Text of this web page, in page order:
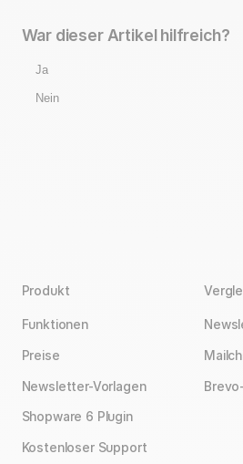
War dieser Artikel hilfreich?
Ja
Nein
Produkt
Funktionen
Preise
Newsletter-Vorlagen
Shopware 6 Plugin
Kostenloser Support